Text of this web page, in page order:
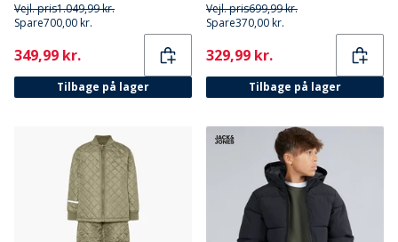
Vejl. pris1.049,99 kr.
Spare700,00 kr.
Current
349,99 kr.
Tilbage på lager
Vejl. pris699,99 kr.
Spare370,00 kr.
Current
329,99 kr.
Tilbage på lager